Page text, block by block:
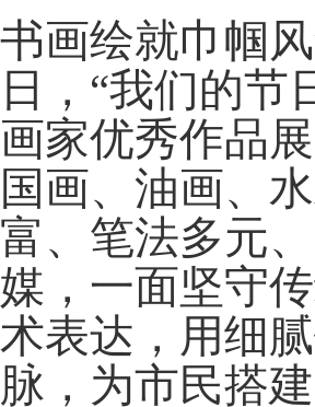
书画绘就巾帼
日，“我们的
画家优秀作品
国画、油画、水
富、笔法多元
媒，一面坚守
术表达，用细
脉，为市民搭